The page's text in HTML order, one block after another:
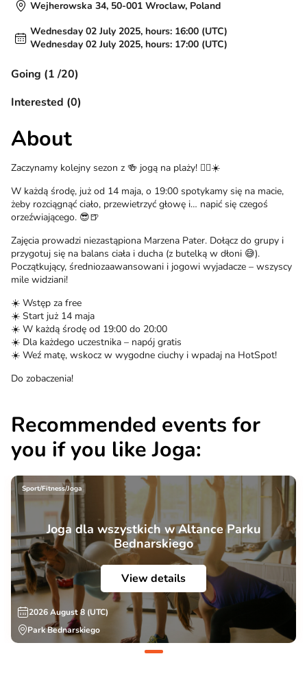
Wejherowska 34, 50-001 Wroclaw, Poland
Wednesday 02 July 2025, hours: 16:00 (UTC)
Wednesday 02 July 2025, hours: 17:00 (UTC)
Going (1 /20)
Interested (0)
About
Zaczynamy kolejny sezon z 🍻 jogą na plaży! 🧘‍♀️☀️
W każdą środę, już od 14 maja, o 19:00 spotykamy się na macie,
żeby rozciągnąć ciało, przewietrzyć głowę i… napić się czegoś
orzeźwiającego. 😎🍺
Zajęcia prowadzi niezastąpiona Marzena Pater. Dołącz do grupy i
przygotuj się na balans ciała i ducha (z butelką w dłoni 😅).
Początkujący, średniozaawansowani i jogowi wyjadacze – wszyscy
mile widziani!
☀️ Wstęp za free
☀️ Start już 14 maja
☀️ W każdą środę od 19:00 do 20:00
☀️ Dla każdego uczestnika – napój gratis
☀️ Weź matę, wskocz w wygodne ciuchy i wpadaj na HotSpot!
Do zobaczenia!
Recommended events for
you if you like Joga:
Sport/Fitness/Joga
Joga dla wszystkich w Altance Parku
Bednarskiego
View details
2026 August 8 (UTC)
Park Bednarskiego